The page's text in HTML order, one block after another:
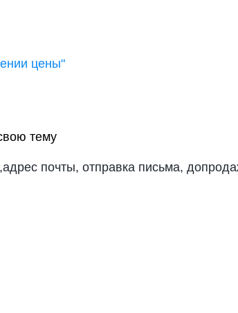
цены"
тему
почты, отправка письма,